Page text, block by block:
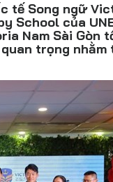
tế Song ngữ
School của
Nam Sài Gòn
trọng nhằm